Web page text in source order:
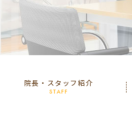
院長・スタッフ紹介
STAFF